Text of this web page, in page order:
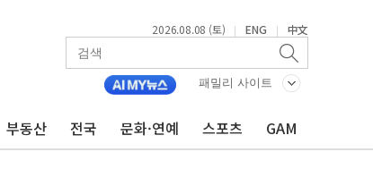
2026.08.08 (토) | ENG | 中文
패밀리 사이트
부동산 전국 문화·연예 스포츠 GAM
상승… STOXX 600 지수는 나흘 연속 최고치